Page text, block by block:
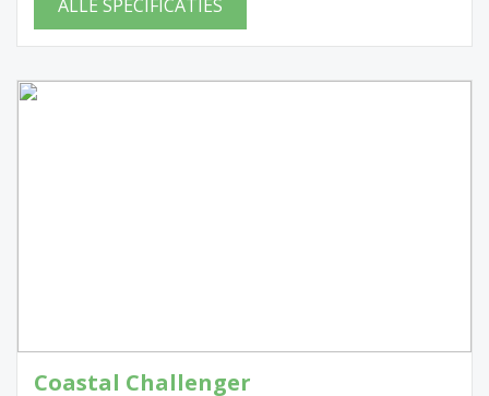
ALLE SPECIFICATIES
Coastal Challenger